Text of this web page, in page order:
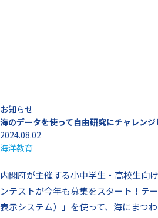
お知らせ
海のデータを使って自由研究にチャレンジ
2024.08.02
海洋教育
内閣府が主催する小中学生・高校生向
ンテストが今年も募集をスタート！テ
表示システム）」を使って、海にまつ